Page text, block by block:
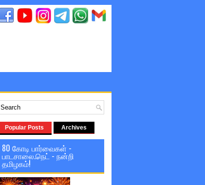
Popular Posts Archives
80 கோடி பார்வைகள் -
பாடசாலை.நெட் - நன்றி
தமிழகம்!